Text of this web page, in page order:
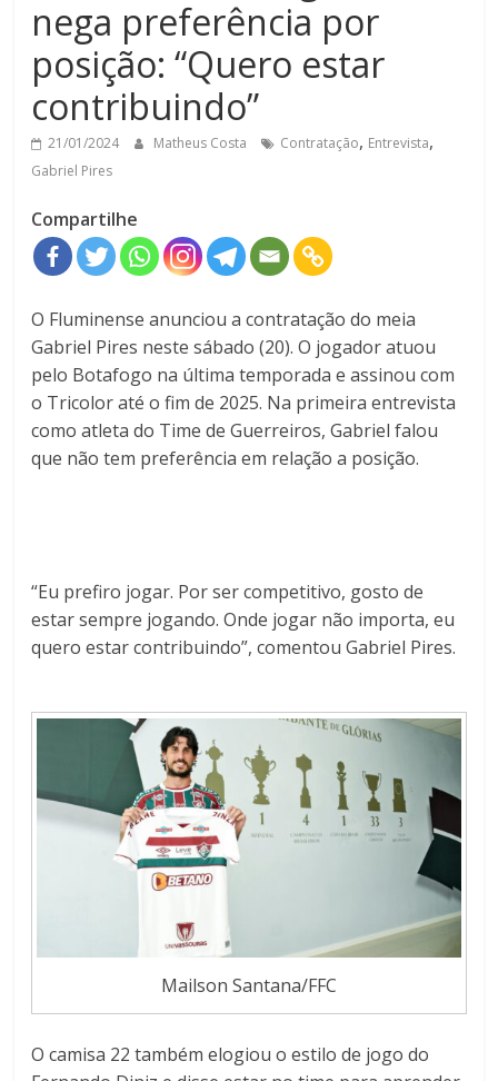
nega preferência por
posição: “Quero estar
contribuindo”
21/01/2024 Matheus Costa Contratação, Entrevista,
Gabriel Pires
Compartilhe
O Fluminense anunciou a contratação do meia
Gabriel Pires neste sábado (20). O jogador atuou
pelo Botafogo na última temporada e assinou com
o Tricolor até o fim de 2025. Na primeira entrevista
como atleta do Time de Guerreiros, Gabriel falou
que não tem preferência em relação a posição.
“Eu prefiro jogar. Por ser competitivo, gosto de
estar sempre jogando. Onde jogar não importa, eu
quero estar contribuindo”, comentou Gabriel Pires.
Mailson Santana/FFC
O camisa 22 também elogiou o estilo de jogo do